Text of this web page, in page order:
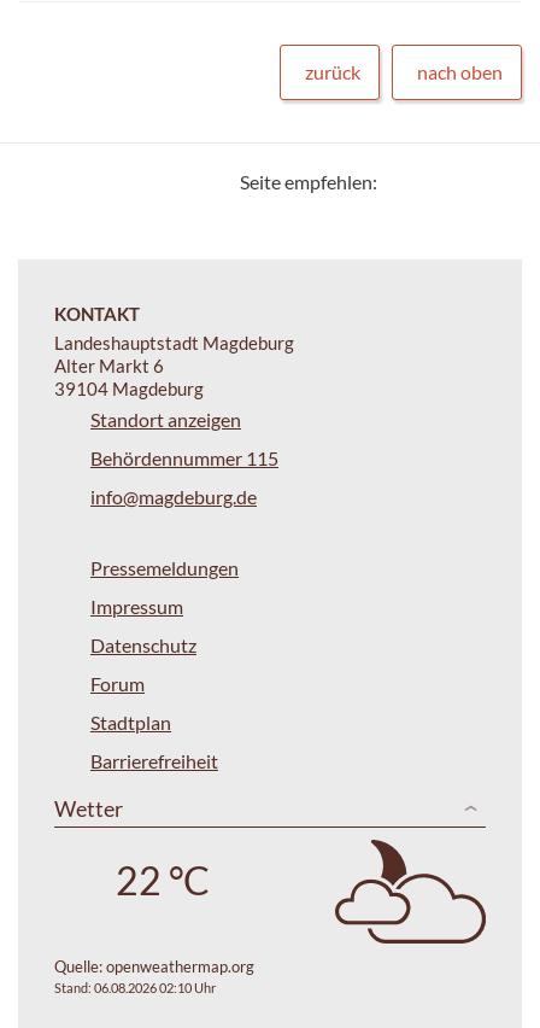
zurück nach oben
Seite empfehlen:
KONTAKT
Landeshauptstadt Magdeburg
Alter Markt 6
39104 Magdeburg
Standort anzeigen
Behördennummer 115
info@magdeburg.de
Pressemeldungen
Impressum
Datenschutz
Forum
Stadtplan
Barrierefreiheit
Wetter
22 °C
Quelle:openweathermap.org
Stand: 06.08.2026 02:10 Uhr